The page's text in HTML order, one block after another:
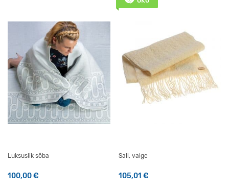
Luksuslik sõba
100,00€
Sall, valge
105,01€